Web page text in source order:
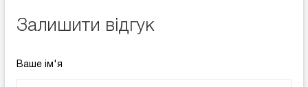
Залишити відгук
Ваше ім'я